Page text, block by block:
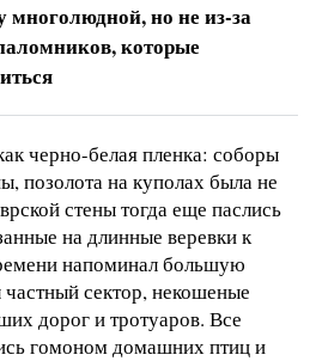
но не из-за
которые
черно-белая пленка: соборы
позолота на куполах была не
стены тогда еще паслись
на длинные веревки к
напоминал большую
сектор, некошеные
дорог и тротуаров. Все
гомоном домашних птиц и